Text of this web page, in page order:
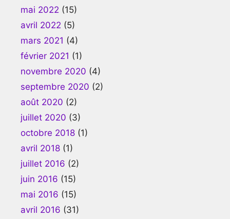
mai 2022 (15)
avril 2022 (5)
mars 2021 (4)
février 2021 (1)
novembre 2020 (4)
septembre 2020 (2)
août 2020 (2)
juillet 2020 (3)
octobre 2018 (1)
avril 2018 (1)
juillet 2016 (2)
juin 2016 (15)
mai 2016 (15)
avril 2016 (31)